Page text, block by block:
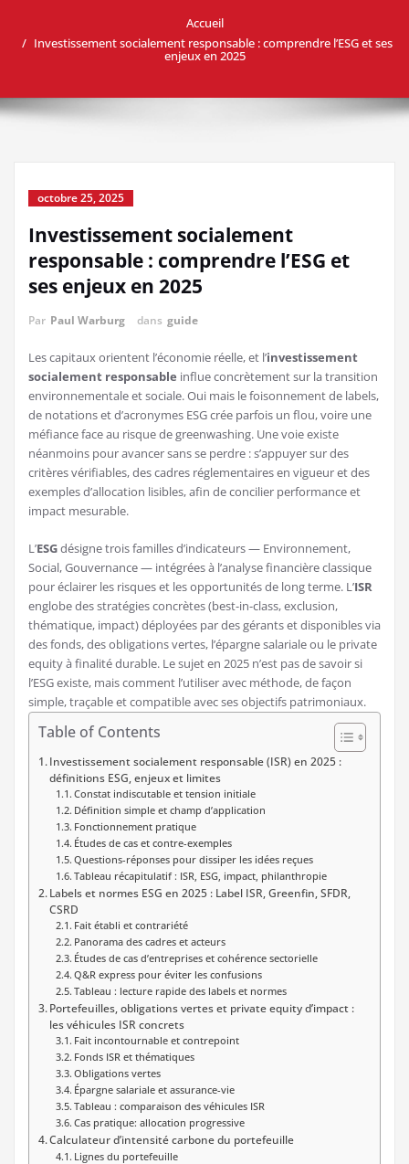
Accueil
Investissement socialement responsable : comprendre l’ESG et ses
enjeux en 2025
octobre 25, 2025
Investissement socialement
responsable : comprendre l’ESG et
ses enjeux en 2025
Par Paul Warburg dans guide
Les capitaux orientent l’économie réelle, et l’investissement
socialement responsable influe concrètement sur la transition
environnementale et sociale. Oui mais le foisonnement de labels,
de notations et d’acronymes ESG crée parfois un flou, voire une
méfiance face au risque de greenwashing. Une voie existe
néanmoins pour avancer sans se perdre : s’appuyer sur des
critères vérifiables, des cadres réglementaires en vigueur et des
exemples d’allocation lisibles, afin de concilier performance et
impact mesurable.
L’ESGdésigne trois familles d’indicateurs — Environnement,
Social, Gouvernance — intégrées à l’analyse financière classique
pour éclairer les risques et les opportunités de long terme. L’ISR
englobe des stratégies concrètes (best-in-class, exclusion,
thématique, impact) déployées par des gérants et disponibles via
des fonds, des obligations vertes, l’épargne salariale ou le private
equity à finalité durable. Le sujet en 2025 n’est pas de savoir si
l’ESG existe, mais comment l’utiliser avec méthode, de façon
simple, traçable et compatible avec ses objectifs patrimoniaux.
Table of Contents
Investissement socialement responsable (ISR) en 2025 :
définitions ESG, enjeux et limites
Constat indiscutable et tension initiale
Définition simple et champ d’application
Fonctionnement pratique
Études de cas et contre-exemples
Questions-réponses pour dissiper les idées reçues
Tableau récapitulatif : ISR, ESG, impact, philanthropie
Labels et normes ESG en 2025 : Label ISR, Greenfin, SFDR,
CSRD
Fait établi et contrariété
Panorama des cadres et acteurs
Études de cas d’entreprises et cohérence sectorielle
Q&R express pour éviter les confusions
Tableau : lecture rapide des labels et normes
Portefeuilles, obligations vertes et private equity d’impact :
les véhicules ISR concrets
Fait incontournable et contrepoint
Fonds ISR et thématiques
Obligations vertes
Épargne salariale et assurance-vie
Tableau : comparaison des véhicules ISR
Cas pratique: allocation progressive
Calculateur d’intensité carbone du portefeuille
Lignes du portefeuille